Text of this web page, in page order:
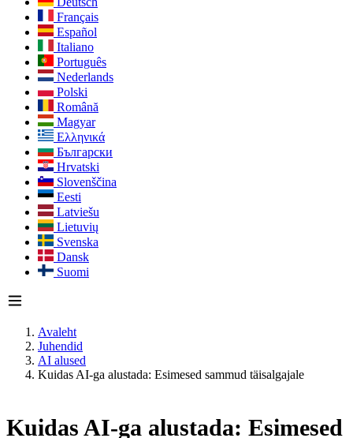
Français
Español
Italiano
Português
Nederlands
Polski
Română
Magyar
Ελληνικά
Български
Hrvatski
Slovenščina
Eesti
Latviešu
Lietuvių
Svenska
Dansk
Suomi
Avaleht
Juhendid
AI alused
Kuidas AI-ga alustada: Esimesed sammud täisalgajale
Kuidas AI-ga alustada: Esimesed